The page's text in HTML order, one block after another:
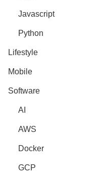
Javascript
Python
Lifestyle
Mobile
Software
AI
AWS
Docker
GCP